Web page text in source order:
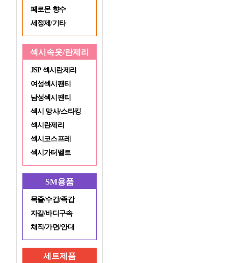
페로몬 향수
세정제/기타
섹시속옷/란제리
JSP 섹시란제리
여성섹시팬티
남성섹시팬티
섹시 망사/스타킹
섹시란제리
섹시코스프레
섹시가터벨트
SM용품
목줄/수갑/족갑
자갈/바디구속
채직/가면/안대
세트제품